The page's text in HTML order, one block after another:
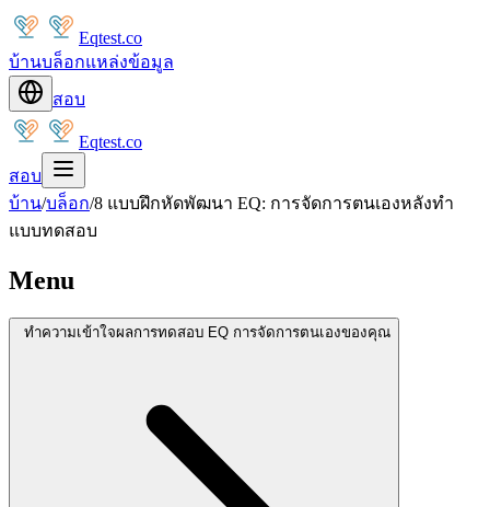
Eqtest.co
บ้านบล็อกแหล่งข้อมูล
สอบ
Eqtest.co
สอบ
บ้าน/บล็อก/8 แบบฝึกหัดพัฒนา EQ: การจัดการตนเองหลังทำ
แบบทดสอบ
Menu
ทำความเข้าใจผลการทดสอบ EQ การจัดการตนเองของคุณ